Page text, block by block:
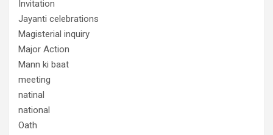
Invitation
Jayanti celebrations
Magisterial inquiry
Major Action
Mann ki baat
meeting
natinal
national
Oath